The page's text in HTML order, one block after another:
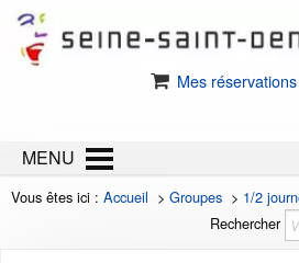
Mes réservations
MENU
Vous êtes ici : Accueil > Groupes > 1/2
Rechercher